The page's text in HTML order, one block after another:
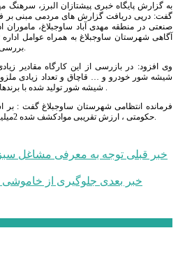
به گزارش پایگاه خبری پیشتازان البرز،
گفت: درپی دریافت گزارش های مردمی مبنی بر
صنعتی در منطقه مهدی آباد ساوجبلاغ، ماموران
آگاهی شهرستان ساوجبلاغ به همراه عوامل
بررسی موضوع به محل مورد نظر اعزام شدند.
وی افزود: در بازرسی از این کارگاه مقادیر
شیشه شور خودرو و … قاچاق و تعداد زیادی
شیشه شور تولید شده با برندهای جعلی آماده عرضه به بازارکشف شد .
فرمانده انتظامی شهرستان ساوجبلاغ گفت : بر
حکومتی ، ارزش تقریبی موادکشف شده 2میلیارد و500میلیون ریال برآورد شده است.
خبر قبلی توجه به معرفی مشاغل
خبر بعدی جلوگیری از